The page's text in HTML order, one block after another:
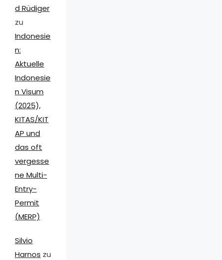
d Rüdiger
zu
Indonesie
n:
Aktuelle
Indonesie
n Visum
(2025),
KITAS/KIT
AP und
das oft
vergesse
ne Multi-
Entry-
Permit
(MERP)
Silvio
Harnos zu